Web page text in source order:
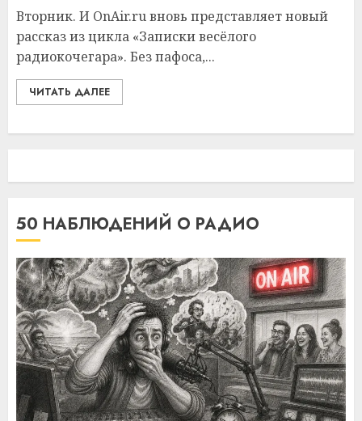
Вторник. И OnAir.ru вновь представляет новый
рассказ из цикла «Записки весёлого
радиокочегара». Без пафоса,...
ЧИТАТЬ ДАЛЕЕ
50 НАБЛЮДЕНИЙ О РАДИО